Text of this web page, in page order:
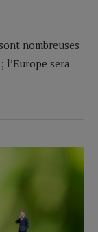
nombreuses
sera